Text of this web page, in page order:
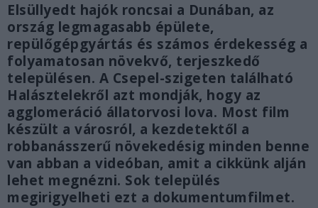
Elsüllyedt hajók roncsai a Dunában, az
ország legmagasabb épülete,
repülőgépgyártás és számos érdekesség a
folyamatosan növekvő, terjeszkedő
településen. A Csepel-szigeten található
Halásztelekről azt mondják, hogy az
agglomeráció állatorvosi lova. Most film
készült a városról, a kezdetektől a
robbanásszerű növekedésig minden benne
van abban a videóban, amit a cikkünk alján
lehet megnézni. Sok település
megirigyelheti ezt a dokumentumfilmet.